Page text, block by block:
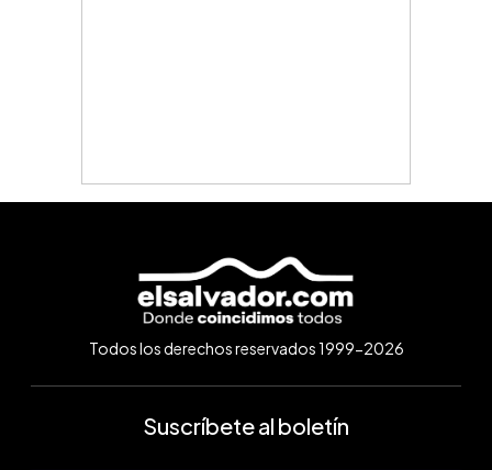
Todos los derechos reservados 1999-2026
Suscríbete al boletín